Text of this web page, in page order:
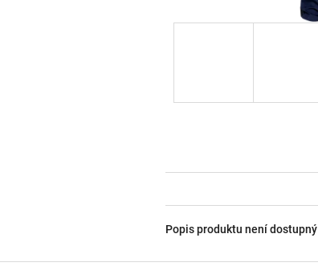
Popis produktu není dostupný